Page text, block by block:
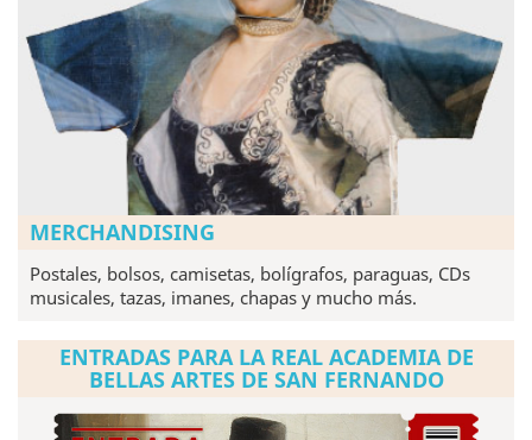
MERCHANDISING
Postales, bolsos, camisetas, bolígrafos, paraguas, CDs
musicales, tazas, imanes, chapas y mucho más.
ENTRADAS PARA LA REAL ACADEMIA DE
BELLAS ARTES DE SAN FERNANDO